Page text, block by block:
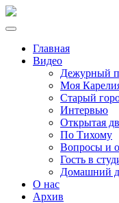
Главная
Видео
Дежурный
Моя
Старый
Интервью
Открытая
По Тихому
Вопросы и
Гость в
Домашний
О нас
Архив